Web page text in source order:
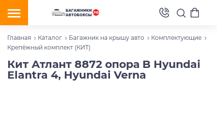
Главная Каталог Багажник на крышу авто
Комплектующие
Крепёжный комплект (КИТ)
Кит Атлант 8872 опора B Hyundai
Elantra 4, Hyundai Verna